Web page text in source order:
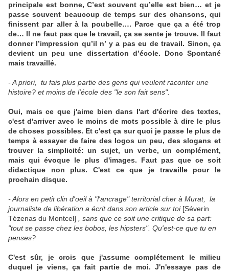
principale est bonne, C’est souvent qu’elle est bien… et je
passe souvent beaucoup de temps sur des chansons, qui
finissent par aller à la poubelle…. Parce que ça a été trop
de… Il ne faut pas que le travail, ça se sente je trouve. Il faut
donner l’impression qu’il n’ y a pas eu de travail. Sinon, ça
devient un peu une dissertation d’école. Donc Spontané
mais travaillé.
- A priori, tu fais plus partie des gens qui veulent raconter une
histoire? et moins de l'école des "le son fait sens".
Oui, mais ce que j'aime bien dans l'art d'écrire des textes,
c'est d'arriver avec le moins de mots possible à dire le plus
de choses possibles. Et c'est ça sur quoi je passe le plus de
temps à essayer de faire des logos un peu, des slogans et
trouver la simplicité: un sujet, un verbe, un complément,
mais qui évoque le plus d'images. Faut pas que ce soit
didactique non plus. C'est ce que je travaille pour le
prochain disque.
- Alors en petit clin d'oeil à "l'ancrage" territorial cher à Murat, la
journaliste de libération a écrit dans son article sur toi [Séverin
Tézenas du Montcel] , sans que ce soit une critique de sa part:
"tout se passe chez les bobos, les hipsters". Qu'est-ce que tu en
penses?
C'est sûr, je crois que j'assume complétement le milieu
duquel je viens, ça fait partie de moi. J'n'essaye pas de